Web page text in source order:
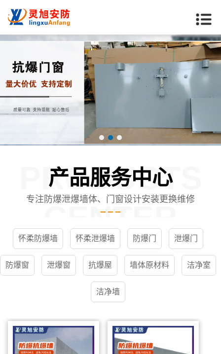
产品服务中心
PRODUCTS
CENTER
专注防爆泄爆墙体、门窗设计安装更换维修
怀柔防爆墙 怀柔泄爆墙 防爆门 泄爆门
防爆窗 泄爆窗 抗爆屋 墙体原材料 洁净室
洁净墙